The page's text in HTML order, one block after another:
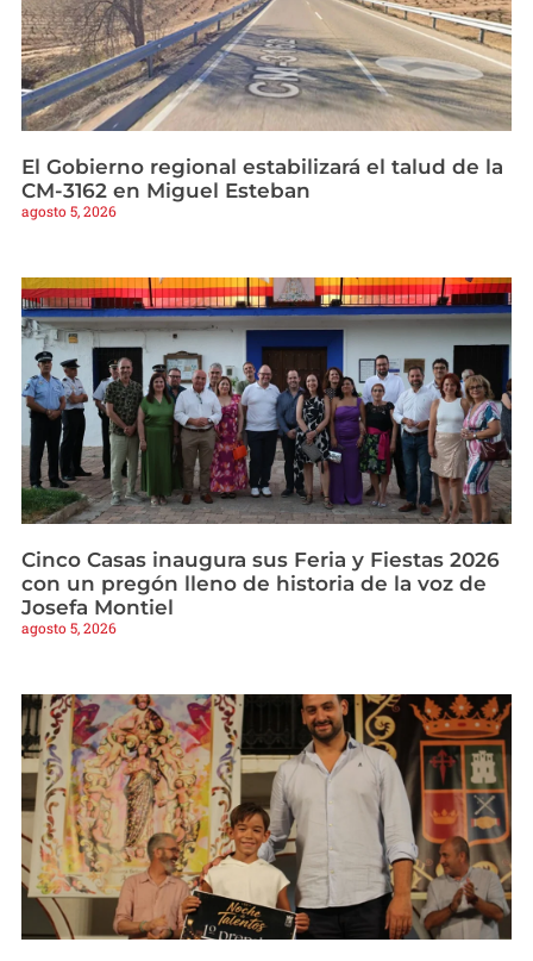
El Gobierno regional estabilizará el talud de la
CM-3162 en Miguel Esteban
agosto 5, 2026
Cinco Casas inaugura sus Feria y Fiestas 2026
con un pregón lleno de historia de la voz de
Josefa Montiel
agosto 5, 2026